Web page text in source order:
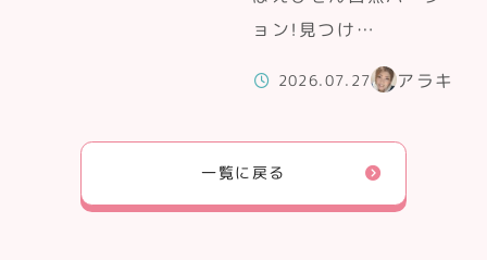
ョン！見つけ…
2026.07.27 アラキ
一覧に戻る